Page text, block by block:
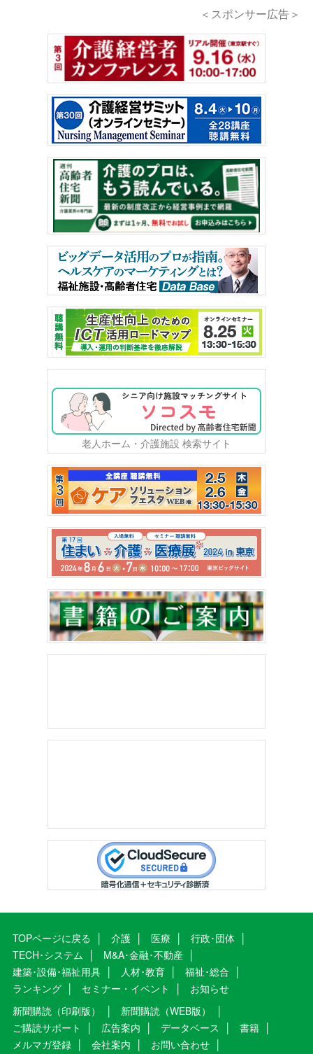
＜スポンサー広告＞
老人ホーム・介護施設 検索サイト
TOPページに戻る 介護 医療
行政･団体
TECH･システム
M&A･金融･不動産
建築･設備･福祉用具
人材･教育
福祉･総合
ランキング
セミナー・イベント
お知らせ
新聞購読（印刷版）
新聞購読（WEB版）
ご購読サポート
広告案内 データベース
書籍
メルマガ登録
会社案内
お問い合わせ